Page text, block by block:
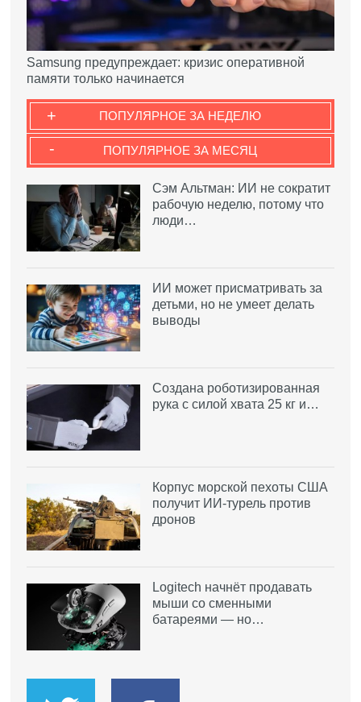
Samsung предупреждает: кризис оперативной
памяти только начинается
ПОПУЛЯРНОЕ ЗА НЕДЕЛЮ
+
ПОПУЛЯРНОЕ ЗА МЕСЯЦ
-
Сэм Альтман: ИИ не сократит
рабочую неделю, потому что
люди…
ИИ может присматривать за
детьми, но не умеет делать
выводы
Создана роботизированная
рука с силой хвата 25 кг и…
Корпус морской пехоты США
получит ИИ-турель против
дронов
Logitech начнёт продавать
мыши со сменными
батареями — но…